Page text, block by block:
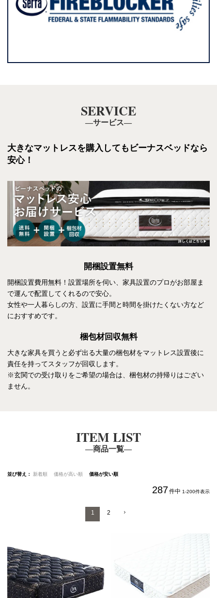
SERVICE
―サービス―
大きなマットレスを購入しても ビーナスベッドなら
安心！
開梱設置無料
開梱設置費用無料！設置場所を伺い、家具設置のプロがお部屋ま
で運んで配置してくれるので安心。
女性や一人暮らしの方、設置に手間と時間を掛けたくない方など
におすすめです。
梱包材回収無料
大きな家具を買うと必ず出る大量の梱包材をマットレス設置後に
責任を持ってスタッフが回収します。
※玄関での受け取りをご希望の場合は、梱包材の持帰りはござい
ません。
ITEM LIST
―商品一覧―
並び替え 新着順 価格が高い順 価格が安い順
287件中 1-200件表示
1 2